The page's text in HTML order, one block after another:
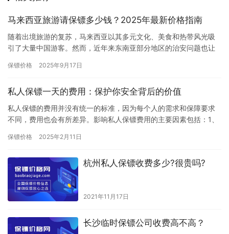
马来西亚旅游请保镖多少钱？2025年最新价格指南
随着出境旅游的复苏，马来西亚以其多元文化、美食和热带风光吸
引了大量中国游客。然而，近年来东南亚部分地区的治安问题也让
家庭游…
保镖价格 2025年9月17日
私人保镖一天的费用：保护你安全背后的价值
私人保镖的费用并没有统一的标准，因为每个人的需求和保障要求
不同，费用也会有所差异。影响私人保镖费用的主要因素包括：1、
服务…
保镖价格 2025年2月11日
杭州私人保镖收费多少?很贵吗?
2021年11月17日
长沙临时保镖公司收费高不高？